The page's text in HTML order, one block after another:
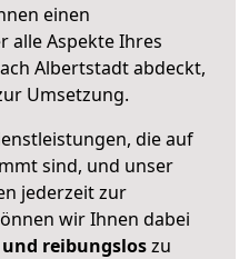
einen
alle Aspekte Ihres
Albertstadt abdeckt,
Umsetzung.
die auf
sind, und unser
jederzeit zur
wir Ihnen dabei
reibungsloszu